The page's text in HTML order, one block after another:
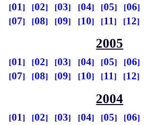
01 02 03 04 05
06
07
08 09 10 11 12
2005
01 02 03 04 05
06
07
08 09 10 11 12
2004
01 02 03 04 05
06